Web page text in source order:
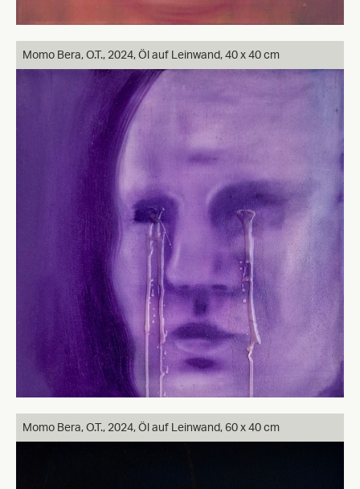
Momo Bera, O.T., 2024, Öl auf Leinwand, 40 x 40 cm
Momo Bera, O.T., 2024, Öl auf Leinwand, 60 x 40 cm